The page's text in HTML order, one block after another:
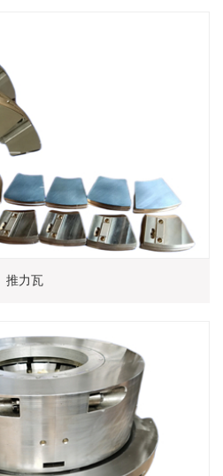
推力瓦